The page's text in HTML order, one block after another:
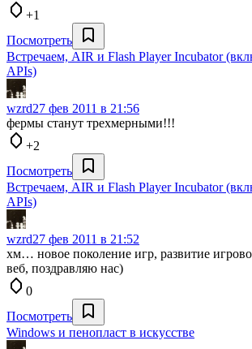
+1
Посмотреть
Встречаем, AIR и Flash Player Incubator
APIs)
wzrd27 фев 2011 в 21:56
фермы станут трехмерными!!!
+2
Посмотреть
Встречаем, AIR и Flash Player Incubator
APIs)
wzrd27 фев 2011 в 21:52
хм… новое поколение игр, развитие
веб, поздравляю нас)
0
Посмотреть
Windows и пенопласт в искусстве